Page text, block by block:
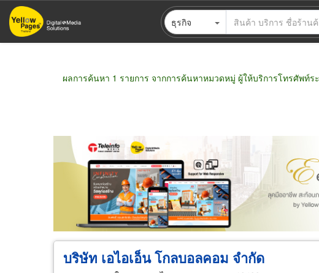
ข้าม
ไป
ธุรกิจ
ผลการค้นหา 1 รายการ จากการค้นหาหมวดหมู่ ผู้ให้บริการโทรศัพท์ร
ขายส่ง ขายปลีก ผู้ผลิต ตัวแทนจัดจำหน่าย ผู้
บริษัท เอไอเอ็น โกลบอลคอม จำกัด